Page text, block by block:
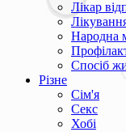
Лікар
Народна
Спосіб
Різне
Сім'я
Секс
Хобі